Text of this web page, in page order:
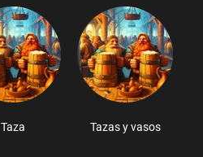
Taza Tazas y vasos